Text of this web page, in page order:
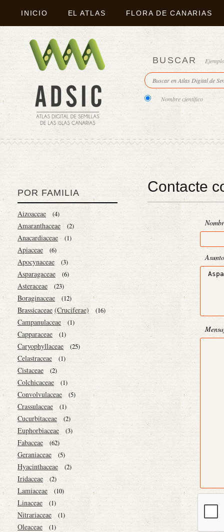
INICIO EL ATLAS FLORA DE CANARIAS
BUSCAR
Nombre científico
POR FAMILIA
Aizoaceae (4)
Amaranthaceae (2)
Anacardiaceae (1)
Apiaceae (6)
Apocynaceae (3)
Asparagaceae (6)
Asteraceae (23)
Boraginaceae (12)
Brassicaceae (Cruciferae) (16)
Campanulaceae (1)
Capparaceae (1)
Caryophyllaceae (25)
Celastraceae (1)
Cistaceae (2)
Colchicaceae (1)
Convolvulaceae (5)
Crassulaceae (1)
Cucurbitaceae (2)
Euphorbiaceae (3)
Fabaceae (62)
Geraniaceae (5)
Hyacinthaceae (2)
Iridaceae (2)
Lamiaceae (10)
Linaceae (1)
Nitrariaceae (1)
Oleaceae (1)
Contacte